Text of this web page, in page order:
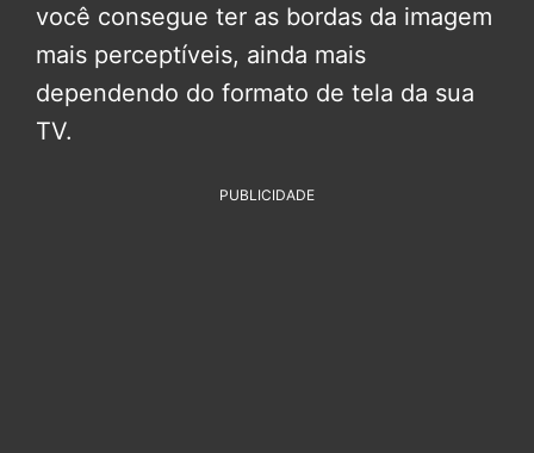
você consegue ter as bordas da imagem
mais perceptíveis, ainda mais
dependendo do formato de tela da sua
TV.
PUBLICIDADE